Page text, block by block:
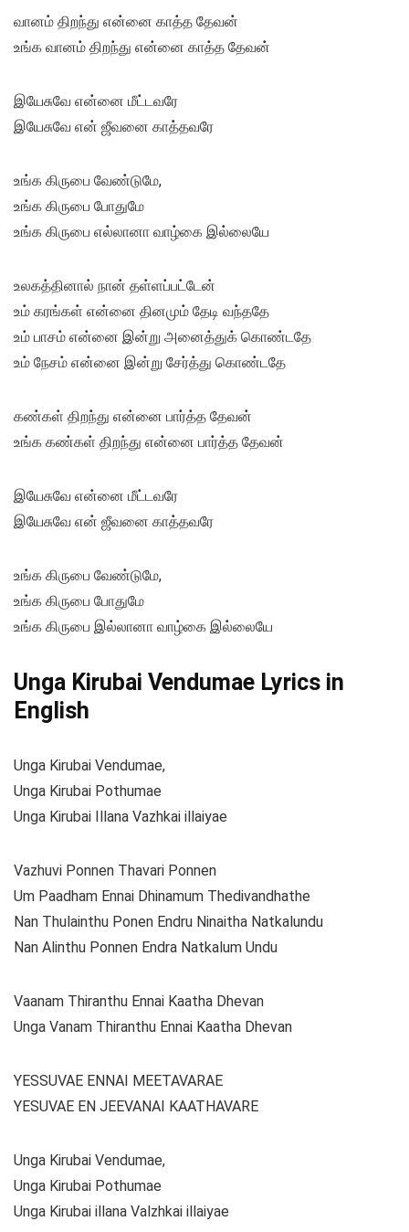
வானம் திறந்து என்னை காத்த தேவன்
உங்க வானம் திறந்து என்னை காத்த தேவன்
இயேசுவே என்னை மீட்டவரே
இயேசுவே என் ஜீவனை காத்தவரே
உங்க கிருபை வேண்டுமே,
உங்க கிருபை போதுமே
உங்க கிருபை எல்லானா வாழ்கை இல்லையே
உலகத்தினால் நான் தள்ளப்பட்டேன்
உம் கரங்கள் என்னை தினமும் தேடி வந்ததே
உம் பாசம் என்னை இன்று அனைத்துக் கொண்டதே
உம் நேசம் என்னை இன்று சேர்த்து கொண்டதே
கண்கள் திறந்து என்னை பார்த்த தேவன்
உங்க கண்கள் திறந்து என்னை பார்த்த தேவன்
இயேசுவே என்னை மீட்டவரே
இயேசுவே என் ஜீவனை காத்தவரே
உங்க கிருபை வேண்டுமே,
உங்க கிருபை போதுமே
உங்க கிருபை இல்லானா வாழ்கை இல்லையே
Unga Kirubai Vendumae Lyrics in
English
Unga Kirubai Vendumae,
Unga Kirubai Pothumae
Unga Kirubai Illana Vazhkai illaiyae
Vazhuvi Ponnen Thavari Ponnen
Um Paadham Ennai Dhinamum Thedivandhathe
Nan Thulainthu Ponen Endru Ninaitha Natkalundu
Nan Alinthu Ponnen Endra Natkalum Undu
Vaanam Thiranthu Ennai Kaatha Dhevan
Unga Vanam Thiranthu Ennai Kaatha Dhevan
YESSUVAE ENNAI MEETAVARAE
YESUVAE EN JEEVANAI KAATHAVARE
Unga Kirubai Vendumae,
Unga Kirubai Pothumae
Unga Kirubai illana Valzhkai illaiyae